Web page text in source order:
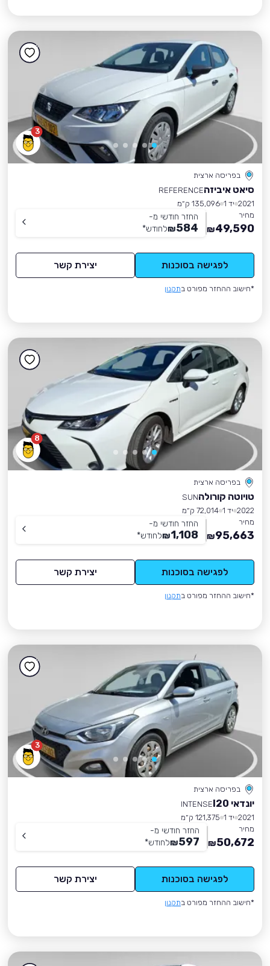
3
בפריסה ארצית
סיאט איביזהREFERENCE
2021 יד 1
135,096 ק״מ
מחיר
49,590
₪
החזר חודשי מ-
584
₪לחודש*
לפגישה בסוכנות יצירת קשר
*חישוב ההחזר מפורט בתקנון
8
בפריסה ארצית
טויוטה קורולהSUN
2022 יד 1
72,014 ק״מ
מחיר
95,663
₪
החזר חודשי מ-
1,108
₪לחודש*
לפגישה בסוכנות יצירת קשר
*חישוב ההחזר מפורט בתקנון
3
בפריסה ארצית
יונדאי I20
INTENSE
2021 יד 1
121,375 ק״מ
מחיר
50,672
₪
החזר חודשי מ-
597
₪לחודש*
לפגישה בסוכנות יצירת קשר
*חישוב ההחזר מפורט בתקנון